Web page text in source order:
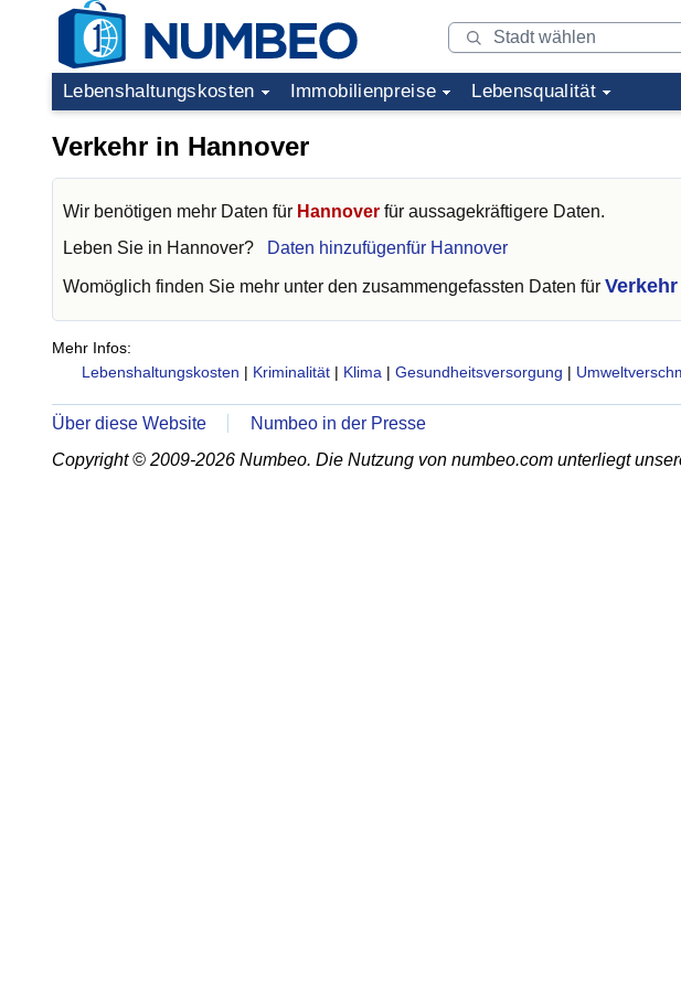
Lebenshaltungskosten Immobilienpreise Lebensqualität
Verkehr in Hannover
Wir benötigen mehr Daten für Hannover für aussagekräftigere Daten.
Leben Sie in Hannover? Daten hinzufügenfür Hannover
Womöglich finden Sie mehr unter den zusammengefassten Daten für
Mehr Infos:
Lebenshaltungskosten | Kriminalität | Klima | Gesundheitsversorgung |
Über diese Website
Numbeo in der Presse
Copyright © 2009-2026 Numbeo. Die Nutzung von numbeo.com unterliegt